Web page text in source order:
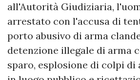
all'Autorità Giudiziaria,
arrestato con l'accusa di
porto abusivo di arma
detenzione illegale di arma
sparo, esplosione di colpi di